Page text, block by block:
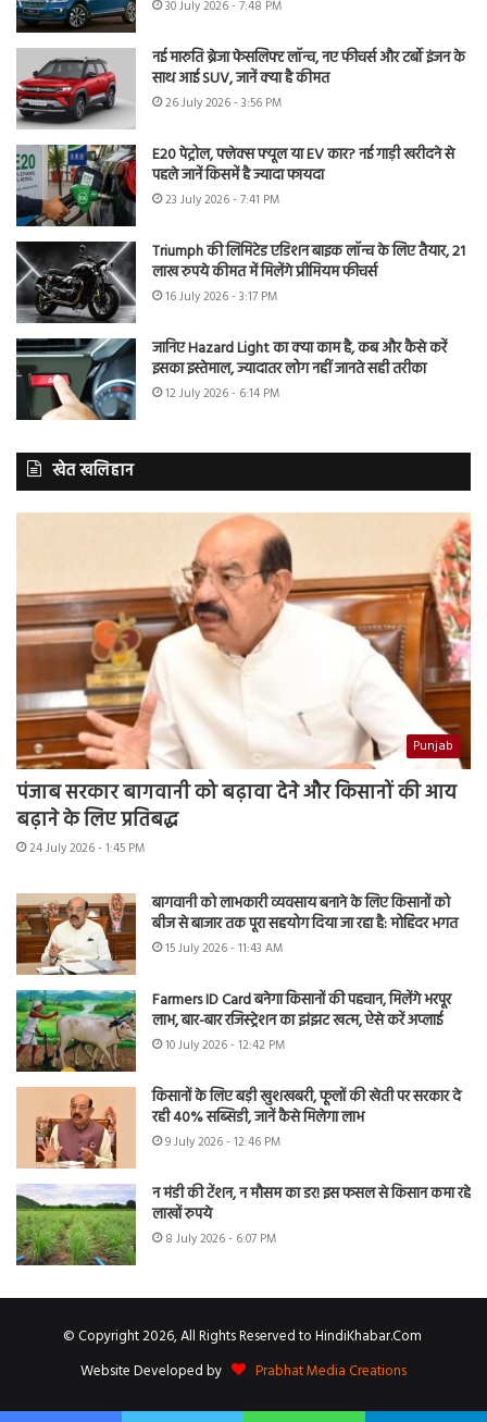
30 July 2026 - 7:48 PM
नई मारुति ब्रेजा फेसलिफ्ट लॉन्च, नए फीचर्स और टर्बो इंजन के
साथ आई SUV, जानें क्या है कीमत
26 July 2026 - 3:56 PM
E20 पेट्रोल, फ्लेक्स फ्यूल या EV कार? नई गाड़ी खरीदने से
पहले जानें किसमें है ज्यादा फायदा
23 July 2026 - 7:41 PM
Triumph की लिमिटेड एडिशन बाइक लॉन्च के लिए तैयार, 21
लाख रुपये कीमत में मिलेंगे प्रीमियम फीचर्स
16 July 2026 - 3:17 PM
जानिए Hazard Light का क्या काम है, कब और कैसे करें
इसका इस्तेमाल, ज्यादातर लोग नहीं जानते सही तरीका
12 July 2026 - 6:14 PM
खेत खलिहान
Punjab
पंजाब सरकार बागवानी को बढ़ावा देने और किसानों की आय
बढ़ाने के लिए प्रतिबद्ध
24 July 2026 - 1:45 PM
बागवानी को लाभकारी व्यवसाय बनाने के लिए किसानों को
बीज से बाजार तक पूरा सहयोग दिया जा रहा है: मोहिंदर भगत
15 July 2026 - 11:43 AM
Farmers ID Card बनेगा किसानों की पहचान, मिलेंगे भरपूर
लाभ, बार-बार रजिस्ट्रेशन का झंझट खत्म, ऐसे करें अप्लाई
10 July 2026 - 12:42 PM
किसानों के लिए बड़ी खुशखबरी, फूलों की खेती पर सरकार दे
रही 40% सब्सिडी, जानें कैसे मिलेगा लाभ
9 July 2026 - 12:46 PM
न मंडी की टेंशन, न मौसम का डर! इस फसल से किसान कमा रहे
लाखों रुपये
8 July 2026 - 6:07 PM
© Copyright 2026, All Rights Reserved to HindiKhabar.Com
Website Developed by
Prabhat Media Creations